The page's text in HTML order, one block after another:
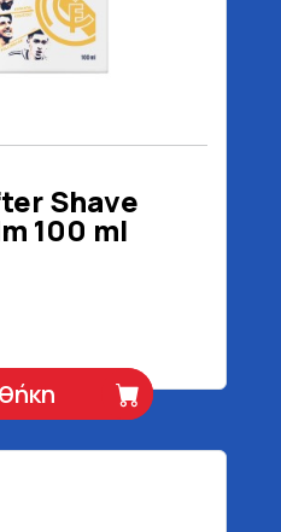
Shave
100 ml